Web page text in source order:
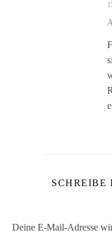
SCHREIBE
Deine E-Mail-Adresse